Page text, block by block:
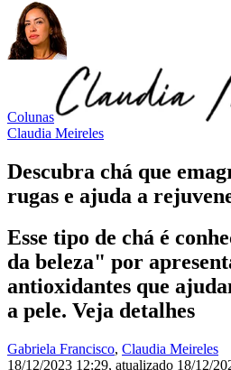
Colunas
Claudia Meireles
Descubra chá que
rugas e ajuda a
Esse tipo de chá é
da beleza" por
antioxidantes que
a pele. Veja detalhes
Gabriela Francisco, Claudia Meireles
18/12/2023 12:29, atualizado 18/12/